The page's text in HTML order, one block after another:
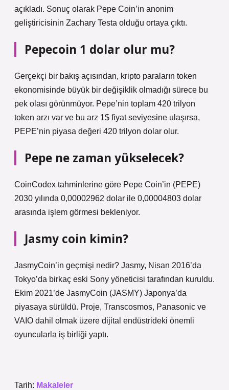
açıkladı. Sonuç olarak Pepe Coin’in anonim
geliştiricisinin Zachary Testa olduğu ortaya çıktı.
Pepecoin 1 dolar olur mu?
Gerçekçi bir bakış açısından, kripto paraların token
ekonomisinde büyük bir değişiklik olmadığı sürece bu
pek olası görünmüyor. Pepe’nin toplam 420 trilyon
token arzı var ve bu arz 1$ fiyat seviyesine ulaşırsa,
PEPE’nin piyasa değeri 420 trilyon dolar olur.
Pepe ne zaman yükselecek?
CoinCodex tahminlerine göre Pepe Coin’in (PEPE)
2030 yılında 0,00002962 dolar ile 0,00004803 dolar
arasında işlem görmesi bekleniyor.
Jasmy coin kimin?
JasmyCoin’in geçmişi nedir? Jasmy, Nisan 2016’da
Tokyo’da birkaç eski Sony yöneticisi tarafından kuruldu.
Ekim 2021’de JasmyCoin (JASMY) Japonya’da
piyasaya sürüldü. Proje, Transcosmos, Panasonic ve
VAIO dahil olmak üzere dijital endüstrideki önemli
oyuncularla iş birliği yaptı.
Tarih: Makaleler